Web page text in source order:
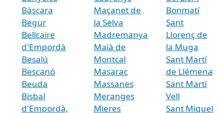
Bàscara
Begur
Bellcaire
d'Empordà
Besalú
Bescanó
Beuda
Bisbal
d'Empordà,
Maçanet de
la Selva
Madremanya
Maià de
Montcal
Masarac
Massanes
Meranges
Mieres
Bonmatí
Sant
Llorenç de
la Muga
Sant Martí
de Llémena
Sant Martí
Vell
Sant Miquel